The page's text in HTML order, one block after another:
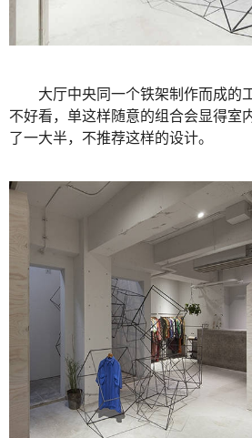
大厅中央同一个铁架制作而成的
不好看，单这样随意的组合会显得室
了一大半，不推荐这样的设计。